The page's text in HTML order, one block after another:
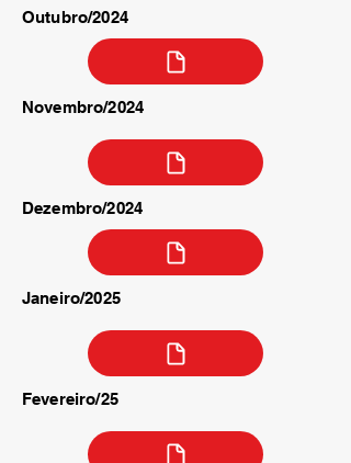
Outubro/2024
Novembro/2024
Dezembro/2024
Janeiro/2025
Fevereiro/25